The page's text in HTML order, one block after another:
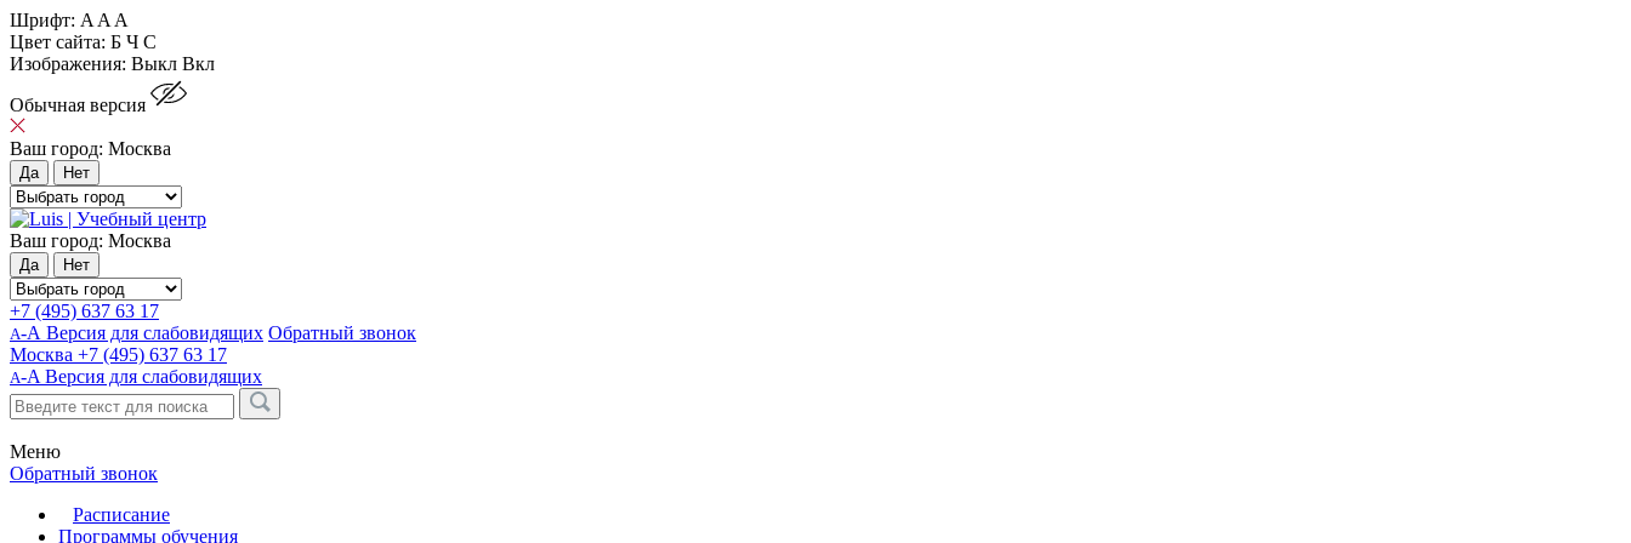
Шрифт: A A A
Цвет сайта: Б Ч С
Изображения: Выкл Вкл
Обычная версия
Ваш город: Москва
Да Нет
Ваш город: Москва
Да Нет
+7 (495) 637 63 17
А-А Версия для слабовидящих Обратный звонок
Москва +7 (495) 637 63 17
A-A Версия для слабовидящих
Меню
Обратный звонок
Расписание
Программы обучения